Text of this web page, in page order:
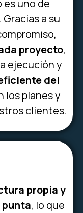
es uno de
a su
proyecto,
ejecución y
del
los planes y
clientes.
propia y
, lo que